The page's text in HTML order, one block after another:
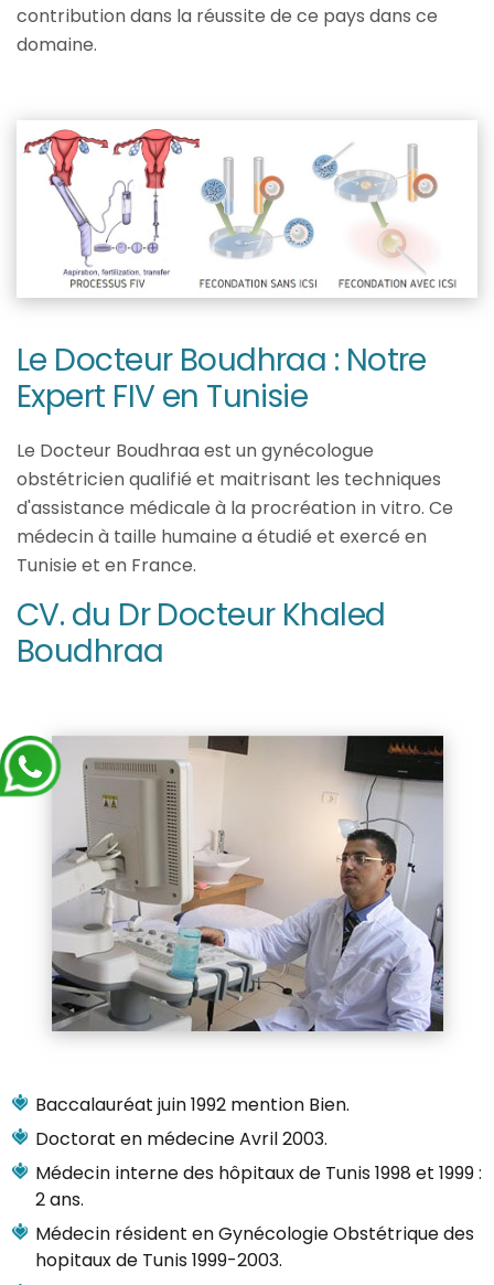
contribution dans la réussite de ce pays dans ce
domaine.
Le Docteur Boudhraa : Notre
Expert FIV en Tunisie
Le Docteur Boudhraa est un gynécologue
obstétricien qualifié et maitrisant les techniques
d'assistance médicale à la procréation in vitro. Ce
médecin à taille humaine a étudié et exercé en
Tunisie et en France.
CV. du Dr Docteur Khaled
Boudhraa
Baccalauréat juin 1992 mention Bien.
Doctorat en médecine Avril 2003.
Médecin interne des hôpitaux de Tunis 1998 et 1999 :
2 ans.
Médecin résident en Gynécologie Obstétrique des
hopitaux de Tunis 1999-2003.